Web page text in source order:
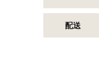
配送